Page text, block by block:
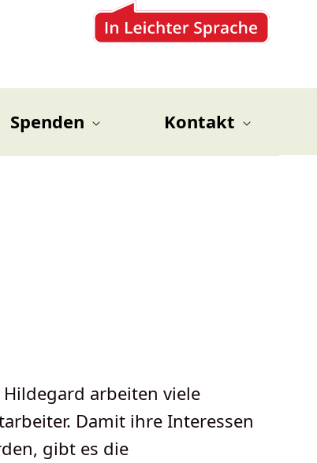
Spenden Kontakt
arbeiten viele
Damit ihre Interessen
gibt es die